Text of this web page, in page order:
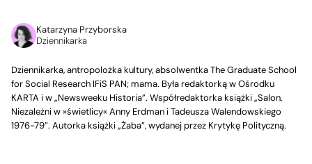
Katarzyna Przyborska
Dziennikarka
Dziennikarka, antropolożka kultury, absolwentka The Graduate School
for Social Research IFiS PAN; mama. Była redaktorką w Ośrodku
KARTA i w „Newsweeku Historia”. Współredaktorka książki „Salon.
Niezależni w »świetlicy« Anny Erdman i Tadeusza Walendowskiego
1976-79”. Autorka książki „Żaba”, wydanej przez Krytykę Polityczną.